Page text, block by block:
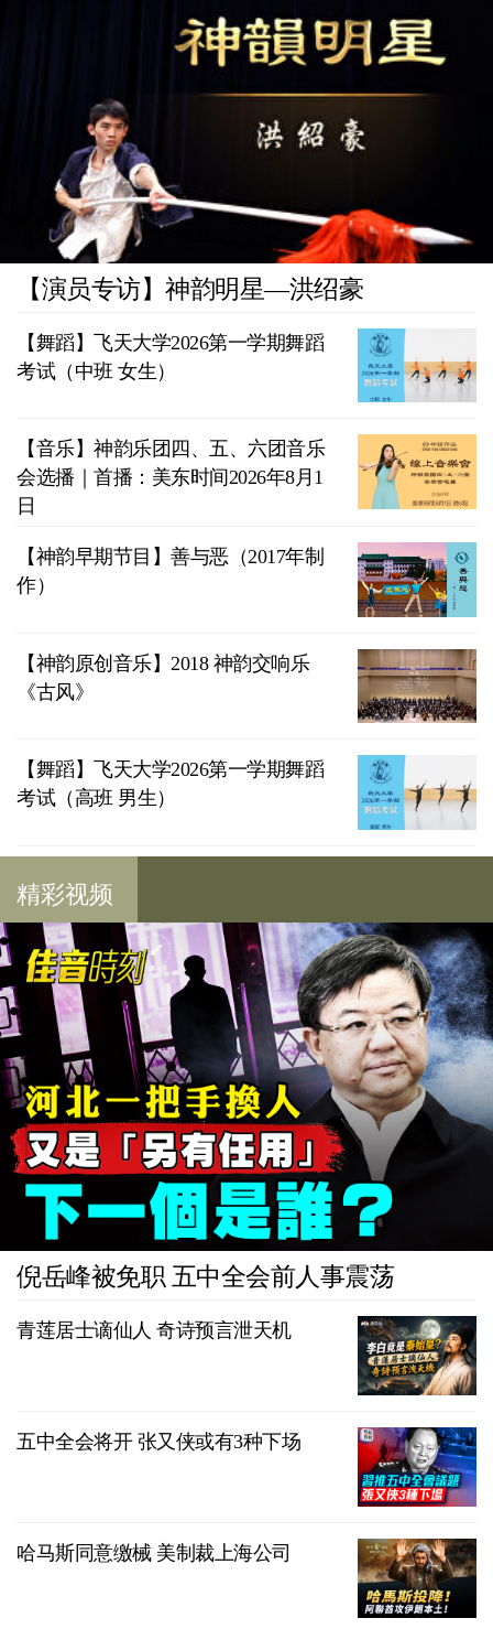
【演员专访】神韵明星—洪绍豪
【舞蹈】飞天大学2026第一学期舞蹈
考试（中班 女生）
【音乐】神韵乐团四、五、六团音乐
会选播｜首播：美东时间2026年8月1
日
【神韵早期节目】善与恶（2017年制
作）
【神韵原创音乐】2018 神韵交响乐
《古风》
【舞蹈】飞天大学2026第一学期舞蹈
考试（高班 男生）
精彩视频
倪岳峰被免职 五中全会前人事震荡
青莲居士谪仙人 奇诗预言泄天机
五中全会将开 张又侠或有3种下场
哈马斯同意缴械 美制裁上海公司